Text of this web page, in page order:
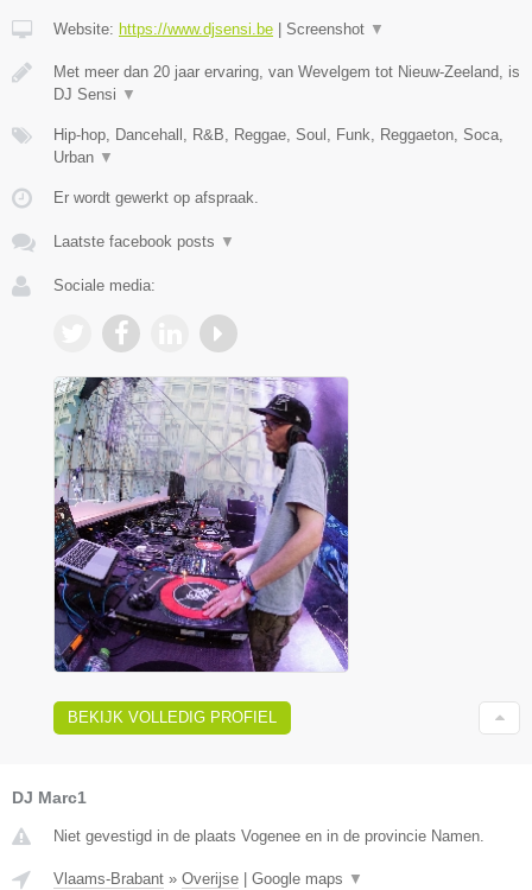
Website: https://www.djsensi.be Screenshot ▼
Met meer dan 20 jaar ervaring, van Wevelgem tot Nieuw-Zeeland, is
DJ Sensi ▼
Hip-hop, Dancehall, R&B, Reggae, Soul, Funk, Reggaeton, Soca,
Urban ▼
Er wordt gewerkt op afspraak.
Laatste facebook posts ▼
Sociale media:
BEKIJK VOLLEDIG PROFIEL
DJ Marc1
Niet gevestigd in de plaats Vogenee en in de provincie Namen.
Vlaams-Brabant » Overijse Google maps ▼